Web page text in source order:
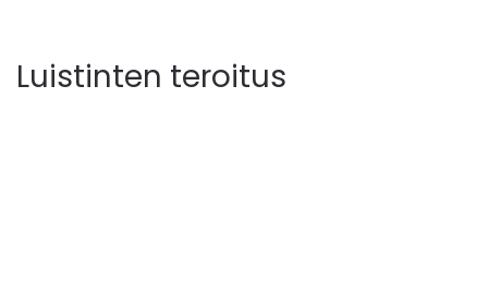
Luistinten teroitus